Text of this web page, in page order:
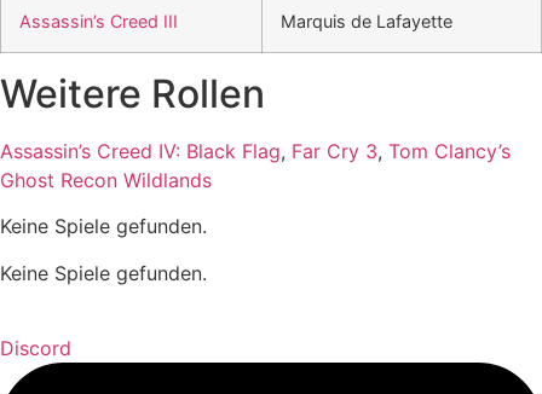
Assassin’s Creed III Marquis de Lafayette
Weitere Rollen
Assassin’s Creed IV: Black Flag, Far Cry 3, Tom Clancy’s
Ghost Recon Wildlands
Keine Spiele gefunden.
Keine Spiele gefunden.
Discord